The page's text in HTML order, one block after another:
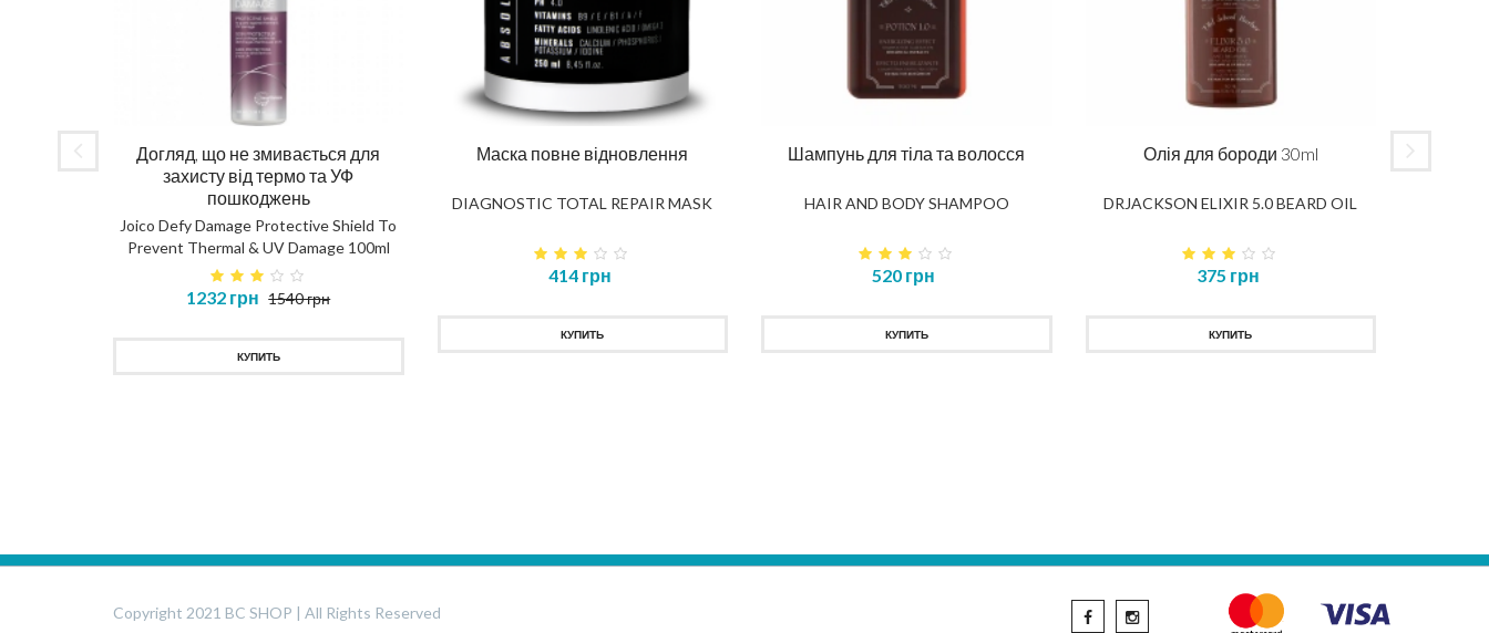
Догляд, що не змивається для
захисту від термо та УФ
пошкоджень
Joico Defy Damage Protective Shield To
Prevent Thermal & UV Damage 100ml
1232 грн 1540 грн
КУПИТЬ
Маска повне відновлення
DIAGNOSTIC TOTAL REPAIR MASK
414 грн
КУПИТЬ
Шампунь для тіла та волосся
HAIR AND BODY SHAMPOO
520 грн
КУПИТЬ
Олія для бороди 30ml
DRJACKSON ELIXIR 5.0 BEARD OIL
375 грн
КУПИТЬ
Copyright 2021 BC SHOP | All Rights Reserved